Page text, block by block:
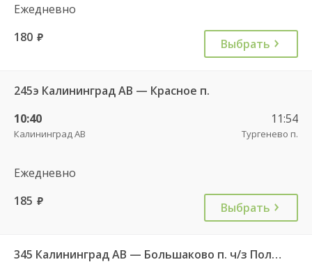
Ежедневно
180 руб. Выбрать
245э Калининград АВ — Красное п.
10:40
Калининград АВ
11:54
Тургенево п.
Ежедневно
185 руб. Выбрать
345 Калининград АВ — Большаково п. ч/з Полесск г.